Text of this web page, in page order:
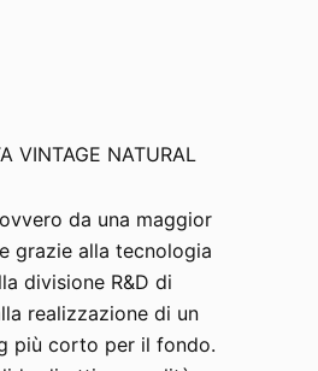
VINTAGE NATURAL
da una maggior
grazie alla tecnologia
divisione R&D di
realizzazione di un
più corto per il fondo.